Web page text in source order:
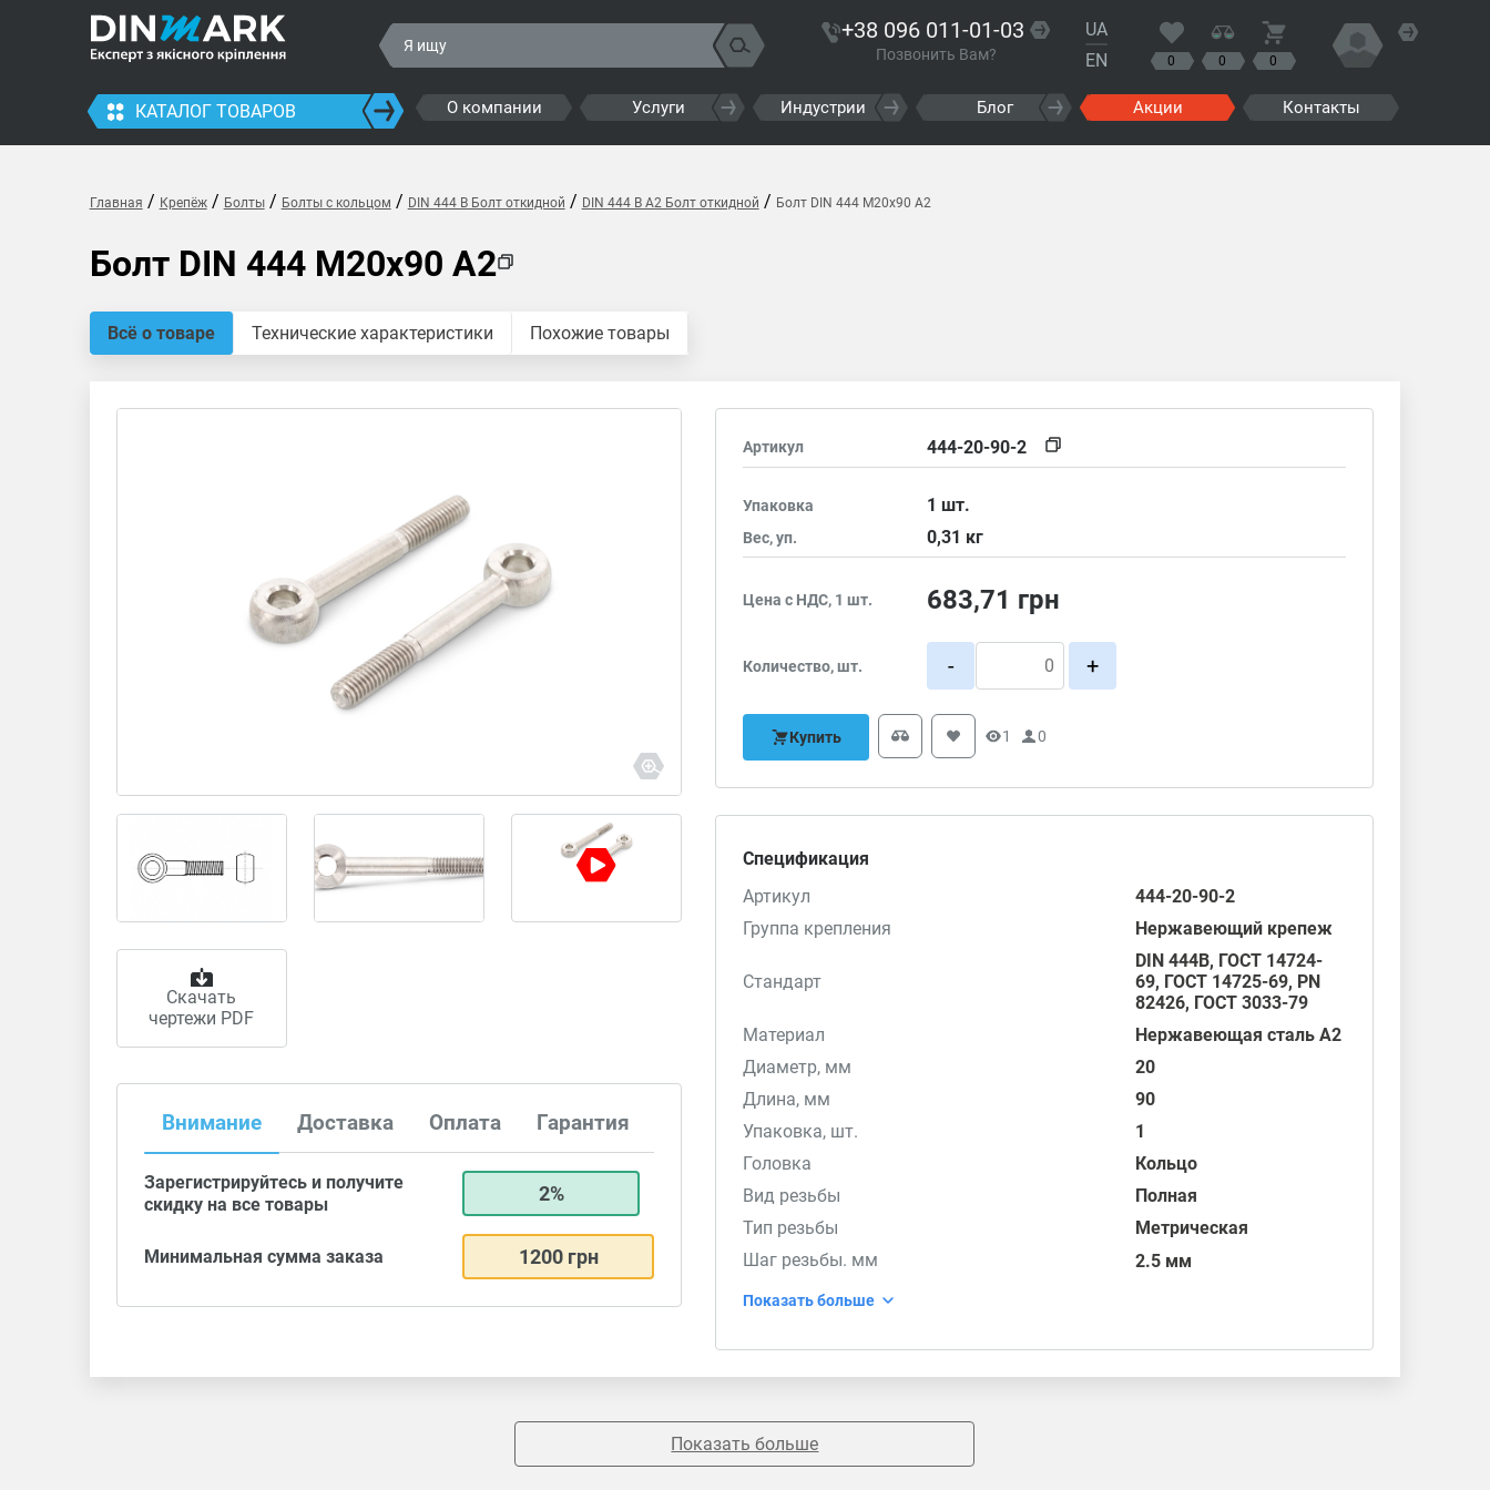
+38 096 011-01-03
Позвонить Вам?
UA
EN
0 0 0
КАТАЛОГ ТОВАРОВ О компании Услуги Индустрии Блог Акции Контакты
Главная / Крепёж/ Болты/ Болты с кольцом / DIN 444 B Болт откидной / DIN 444 B A2 Болт откидной / Болт DIN 444 M20x90 A2
Болт DIN 444 M20x90 A2
Всё о товаре Технические характеристики Похожие товары
Скачать
чертежи PDF
Внимание Доставка Оплата Гарантия
Зарегистрируйтесь и получите
скидку на все товары
2%
Минимальная сумма заказа 1200 грн
Артикул 444-20-90-2
Упаковка 1шт.
Вес, уп. 0,31 кг
Цена с НДС, 1 шт. 683,71 грн
Количество, шт. - +
Купить 1 0
Спецификация
Артикул
444-20-90-2
Группа крепления
Нержавеющий крепеж
Стандарт
DIN 444B, ГОСТ 14724-
69, ГОСТ 14725-69, PN
82426, ГОСТ 3033-79
Материал
Нержавеющая сталь А2
Диаметр, мм
20
Длина, мм
90
Упаковка, шт.
1
Головка
Кольцо
Вид резьбы
Полная
Тип резьбы
Метрическая
Шаг резьбы. мм
2.5 мм
Показать больше
Показать больше